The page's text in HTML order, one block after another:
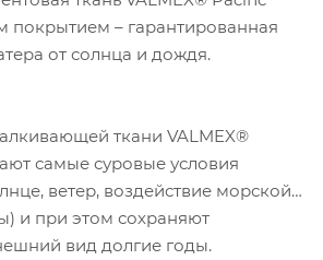
покрытием – гарантированная
от солнца и дождя.
ткани VALMEX®
самые суровые условия
ветер, воздействие морской
и при этом сохраняют
вид долгие годы.